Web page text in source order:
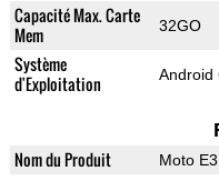
Capacité Max. Carte
Mem
32GO
Système
d'Exploitation
Android
Nom du Produit Moto E3